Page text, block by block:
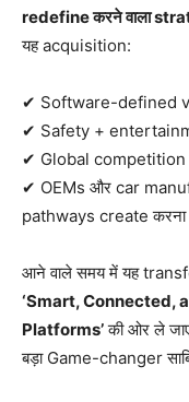
redefine करने वाला
यह acquisition:
✔ Software-defined
✔ Safety +
✔ Global competition
✔ OEMs और car
pathways create करना
आने वाले समय में यह
‘Smart, Connected,
Platforms’की ओर ले
बड़ा Game-changer